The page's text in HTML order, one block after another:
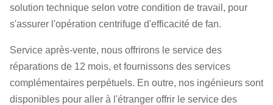
solution technique selon votre condition de travail, pour
s'assurer l'opération centrifuge d'efficacité de fan.
Service après-vente, nous offrirons le service des
réparations de 12 mois, et fournissons des services
complémentaires perpétuels. En outre, nos ingénieurs sont
disponibles pour aller à l'étranger offrir le service des